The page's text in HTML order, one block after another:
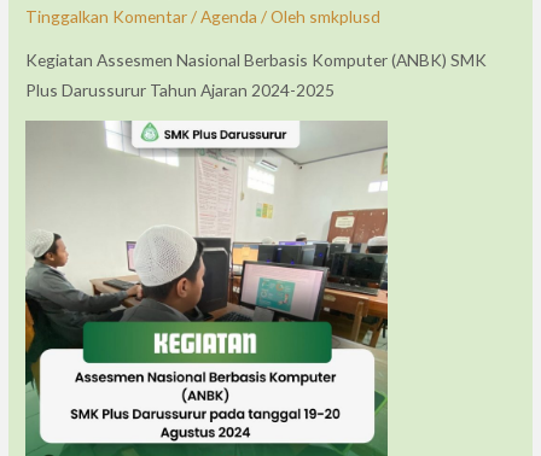
Tinggalkan Komentar/Agenda / Oleh smkplusd
Kegiatan Assesmen Nasional Berbasis Komputer (ANBK) SMK
Plus Darussurur Tahun Ajaran 2024-2025